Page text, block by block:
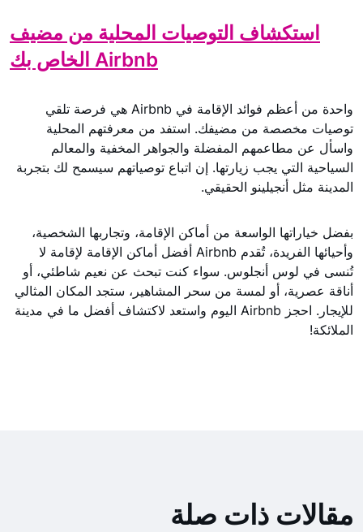
استكشاف التوصيات المحلية من مضيف
Airbnb الخاص بك
واحدة من أعظم فوائد الإقامة في Airbnb هي فرصة تلقي
توصيات مخصصة من مضيفك. استفد من معرفتهم المحلية
واسأل عن مطاعمهم المفضلة والجواهر المخفية والمعالم
السياحية التي يجب زيارتها. إن اتباع توصياتهم سيسمح لك بتجربة
المدينة مثل أنجيلينو الحقيقي.
بفضل خياراتها الواسعة من أماكن الإقامة، وتجاربها الشخصية،
وأحيائها الفريدة، تُقدم Airbnb أفضل أماكن الإقامة لإقامة لا
تُنسى في لوس أنجلوس. سواء كنت تبحث عن نعيم شاطئي، أو
أناقة عصرية، أو لمسة من سحر المشاهير، ستجد المكان المثالي
للإيجار. احجز Airbnb اليوم واستعد لاكتشاف أفضل ما في مدينة
الملائكة!
مقالات ذات صلة